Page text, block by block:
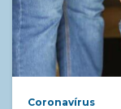
Coronavírus